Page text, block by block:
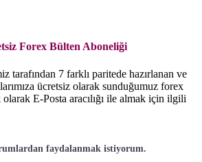
Forex Bülten Aboneliği
tarafından 7 farklı paritede hazırlanan ve
ücretsiz olarak sunduğumuz forex
E-Posta aracılığı ile almak için ilgili
faydalanmak istiyorum.